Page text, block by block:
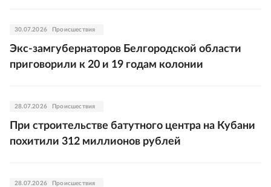
30.07.2026 Происшествия
Экс-замгубернаторов Белгородской области
приговорили к 20 и 19 годам колонии
28.07.2026 Происшествия
При строительстве батутного центра на Кубани
похитили 312 миллионов рублей
28.07.2026 Происшествия